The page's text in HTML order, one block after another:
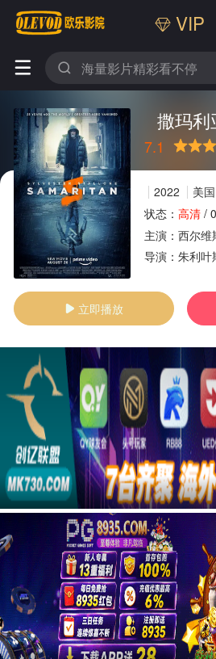
VIP
 
撒玛利
7.1
很差较差还行 推荐力荐
2022 美国
状态： 高清/
主演： 西尔维
导演： 朱利叶
 立即播放